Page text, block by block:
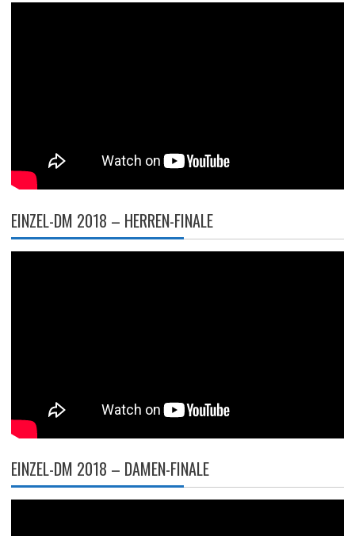
EINZEL-DM 2018 – HERREN-FINALE
EINZEL-DM 2018 – DAMEN-FINALE